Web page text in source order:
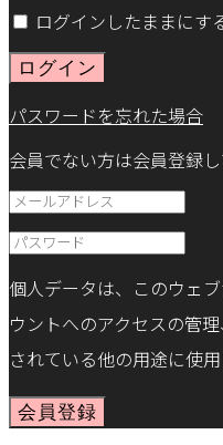
ログインしたままにす
ログイン
パスワードを忘れた場合
会員でない方は会員登録し
個人データは、このウェ
ウントへのアクセスの管理
されている他の用途に使用
会員登録